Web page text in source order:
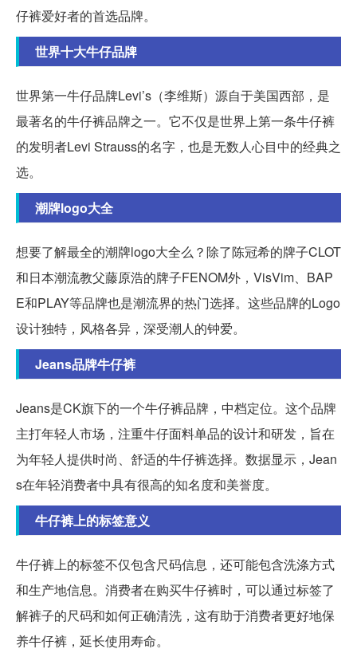
仔裤爱好者的首选品牌。
世界十大牛仔品牌
世界第一牛仔品牌Levi’s（李维斯）源自于美国西部，是
最著名的牛仔裤品牌之一。它不仅是世界上第一条牛仔裤
的发明者Levi Strauss的名字，也是无数人心目中的经典之
选。
潮牌logo大全
想要了解最全的潮牌logo大全么？除了陈冠希的牌子CLOT
和日本潮流教父藤原浩的牌子FENOM外，VisVim、BAP
E和PLAY等品牌也是潮流界的热门选择。这些品牌的Logo
设计独特，风格各异，深受潮人的钟爱。
Jeans品牌牛仔裤
Jeans是CK旗下的一个牛仔裤品牌，中档定位。这个品牌
主打年轻人市场，注重牛仔面料单品的设计和研发，旨在
为年轻人提供时尚、舒适的牛仔裤选择。数据显示，Jean
s在年轻消费者中具有很高的知名度和美誉度。
牛仔裤上的标签意义
牛仔裤上的标签不仅包含尺码信息，还可能包含洗涤方式
和生产地信息。消费者在购买牛仔裤时，可以通过标签了
解裤子的尺码和如何正确清洗，这有助于消费者更好地保
养牛仔裤，延长使用寿命。